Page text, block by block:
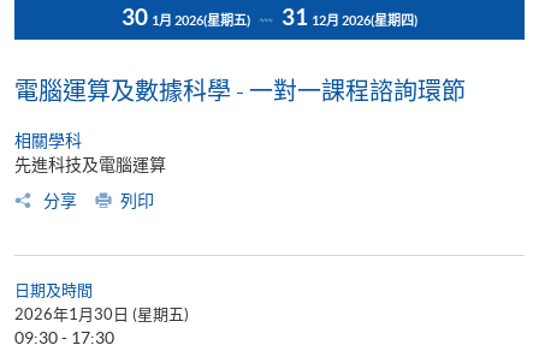
30 1月 2026(星期五) 31 12月 2026(星期四)
電腦運算及數據科學 - 一對一課程諮詢環節
相關學科
先進科技及電腦運算
分享
列印
日期及時間
2026年1月30日 (星期五)
09:30 - 17:30